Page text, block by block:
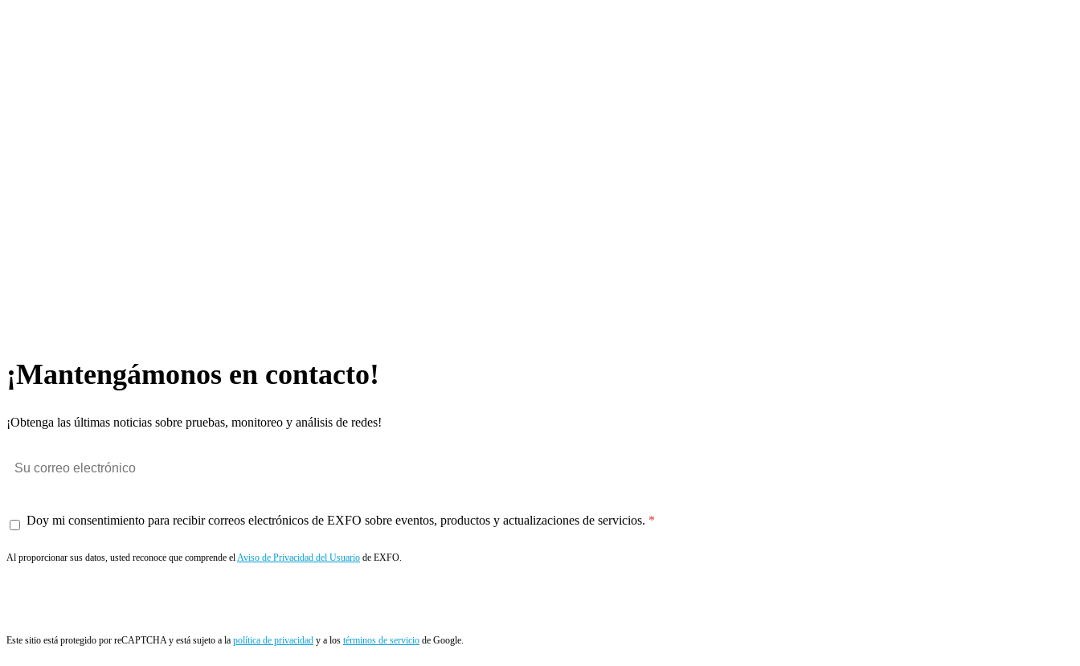
¡Mantengámonos en contacto!
¡Obtenga las últimas noticias sobre pruebas, monitoreo y análisis de redes!
Doy mi consentimiento para recibir correos electrónicos de EXFO sobre eventos, productos y actualizaciones de servicios.
Al proporcionar sus datos, usted reconoce que comprende elAviso de Privacidad del Usuario de EXFO.
Este sitio está protegido por reCAPTCHA y está sujeto a la política de privacidad y a los términos de servicio de Google.